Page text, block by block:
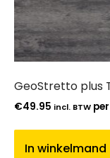
GeoStretto plus
€49.95 incl. BTW
In winkelmand